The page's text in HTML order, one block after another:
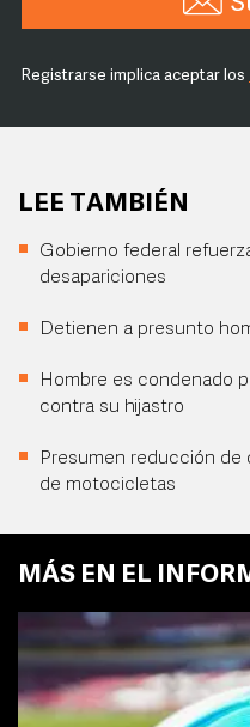
Registrarse implica aceptar los
LEE TAMBIÉN
Gobierno federal
desapariciones
Detienen a presunto
Hombre es condenado
contra su hijastro
Presumen reducción de
de motocicletas
MÁS EN EL